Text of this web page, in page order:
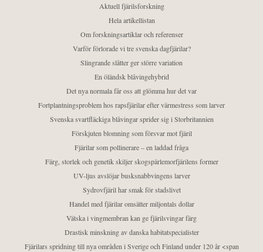
Aktuell fjärilsforskning
Hela artikellistan
Om forskningsartiklar och referenser
Varför förlorade vi tre svenska dagfjärilar?
Slingrande slåtter ger större variation
En öländsk blåvingehybrid
Det nya normala får oss att glömma hur det var
Fortplantningsproblem hos rapsfjärilar efter värmestress som larver
Svenska svartfläckiga blåvingar sprider sig i Storbritannien
Förskjuten blomning som försvar mot fjäril
Fjärilar som pollinerare – en laddad fråga
Färg, storlek och genetik skiljer skogspärlemorfjärilens former
UV-ljus avslöjar busksnabbvingens larver
Sydrovfjäril har smak för stadslivet
Handel med fjärilar omsätter miljontals dollar
Vätska i vingmembran kan ge fjärilsvingar färg
Drastisk minskning av danska habitatspecialister
Fjärilars spridning till nya områden i Sverige och Finland under 120 år <span